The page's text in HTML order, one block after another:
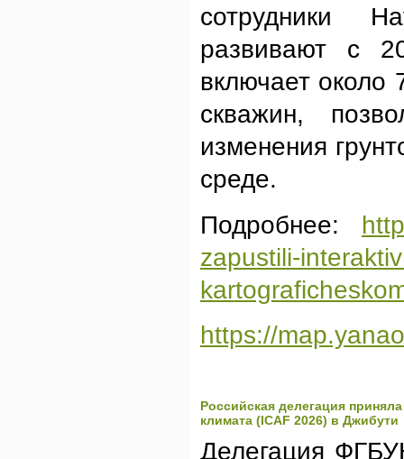
сотрудники
развивают с
включает около
скважин,
изменения
среде.
Подробнее:
zapustili-
https://
Российская делегация
климата (ICAF 2026) в Джибути
Делегация